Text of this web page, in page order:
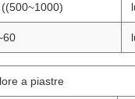
a piastre